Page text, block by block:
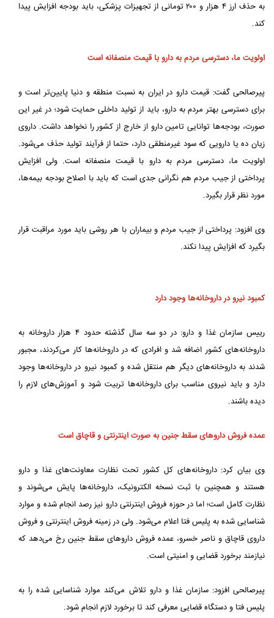
به حذف ارز ۴ هزار و ۲۰۰ تومانی از تجهیزات پزشکی، باید بودجه افزایش پیدا
کند.
اولویت ما، دسترسی مردم به دارو با قیمت منصفانه است
پیرصالحی گفت: قیمت دارو در ایران به نسبت منطقه و دنیا پایین‌تر است و
برای دسترسی بهتر مردم به دارو، باید از تولید داخلی حمایت شود؛ در غیر این
صورت، بودجه‌ها توانایی تامین دارو از خارج از کشور را نخواهد داشت. داروی
زیان ده یا دارویی که سود غیرمنطقی دارد، حتما از فرآیند تولید حذف می‌شود.
اولویت ما، دسترسی مردم به دارو با قیمت منصفانه است. ولی افزایش
پرداختی از جیب مردم هم نگرانی جدی است که باید با اصلاح بودجه بیمه‌ها،
مورد نظر قرار بگیرد.
وی افزود: پرداختی از جیب مردم و بیماران با هر روشی باید مورد مراقبت قرار
بگیرد که افزایش پیدا نکند.
کمبود نیرو در داروخانه‌ها وجود دارد
رییس سازمان غذا و دارو: در دو سه سال گذشته حدود ۴ هزار داروخانه به
داروخانه‌های کشور اضافه شد و افرادی که در داروخانه‌ها کار می‌کردند، مجبور
شدند به داروخانه‌های دیگر هم منتقل شده و کمبود نیرو در داروخانه‌ها وجود
دارد و باید نیروی مناسب برای داروخانه‌ها تربیت شود و آموزش‌های لازم را
دیده باشند.
عمده فروش داروهای سقط جنین به صورت اینترنتی و قاچاق است
وی بیان کرد: داروخانه‌های کل کشور تحت نظارت معاونت‌های غذا و دارو
هستند و همچنین با ثبت نسخه الکترونیک، داروخانه‌ها پایش می‌شوند و
نظارت کامل است؛ اما در حوزه فروش اینترنتی دارو نیز رصد انجام شده و موارد
شناسایی شده به پلیس فتا اعلام می‌شود. ولی در زمینه فروش اینترنتی و فروش
داروی قاچاق و ناصر خسرو، عمده فروش داروهای سقط جنین رخ می‌دهد که
نیازمند برخورد قضایی و امنیتی است.
پیرصالحی افزود: سازمان غذا و دارو تلاش می‌کند موارد شناسایی شده را به
پلیس فتا و دستگاه قضایی معرفی کند تا برخورد لازم انجام شود.